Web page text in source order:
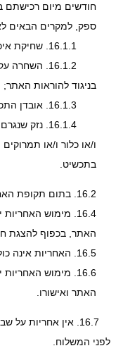
חודשים מיום רכישתם
ספק, למקרים הבאים
שחיקת
השחרה
בניגוד להוראות האתר;
אובדן
נזק
ו/או כלור ו/או
בתכשיט.
16.2. בתום תקופת
16.4.
מימוש
האתר, בכפוף להצגת
16.5.
האחריות אינה
16.6.
מימוש האחריות
האתר ואישורו.
16.7. אין אחריות
לפני המשלוח.